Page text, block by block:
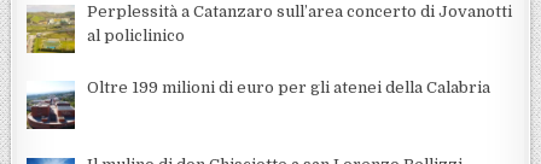
Perplessità a Catanzaro sull’area concerto di Jovanotti
al policlinico
Oltre 199 milioni di euro per gli atenei della Calabria